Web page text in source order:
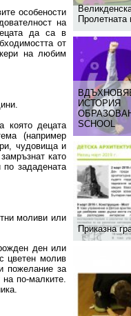
Пролетната
SCHOOL
Приказна
особености
на
да са в
от
на любим
която децата
(например
чудовища и
като
зададената
моливи или
ден или
цветен молив
пожелание за
по-малките.